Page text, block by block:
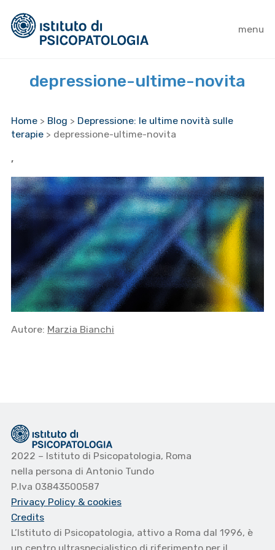
menu
depressione-ultime-novita
Home > Blog > Depressione: le ultime novità sulle
terapie > depressione-ultime-novita
,
Autore: Marzia Bianchi
2022 – Istituto di Psicopatologia, Roma
nella persona di Antonio Tundo
P.Iva 03843500587
Privacy Policy & cookies
Credits
L’Istituto di Psicopatologia, attivo a Roma dal 1996, è